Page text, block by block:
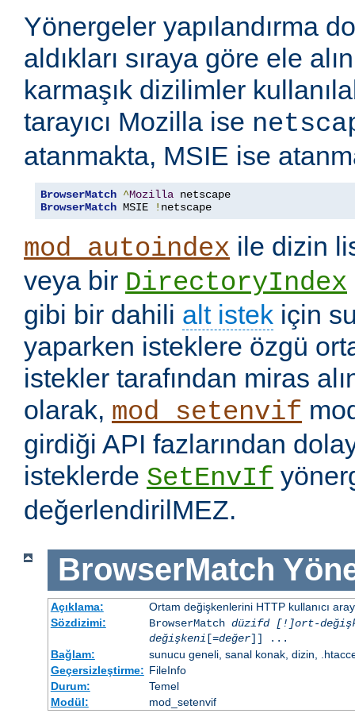
Yönergeler yapılandırma
aldıkları sıraya göre ele
karmaşık dizilimler
tarayıcı Mozilla ise
atanmakta, MSIE ise
BrowserMatch ^Mozilla
BrowserMatch MSIE ! netscape
mod_autoindex ile dizin
veya bir DirectoryIndex
gibi bir dahili alt istek için
yaparken isteklere özgü
istekler tarafından miras
olarak, mod_setenvif
girdiği API fazlarından
isteklerde SetEnvIf
değerlendirilMEZ.
BrowserMatch
Açıklama:
Ortam değişkenlerini HTTP kullanıcı
Sözdizimi:
BrowserMatch düzifd [!]ort-
değişkeni [=değer]] ...
Bağlam:
sunucu geneli, sanal konak, dizin,
Geçersizleştirme: FileInfo
Durum:
Temel
Modül:
mod_setenvif